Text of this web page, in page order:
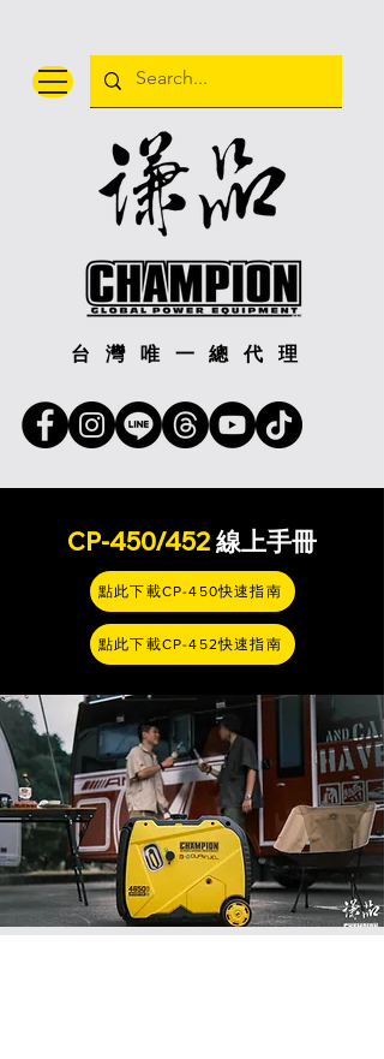
台灣唯一總代理
CP-450/452線上手冊
點此下載CP-450快速指南
點此下載CP-452快速指南